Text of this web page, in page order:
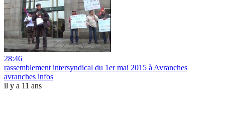
28:46
rassemblement intersyndical du 1er mai 2015 à Avranches
avranches infos
il y a 11 ans